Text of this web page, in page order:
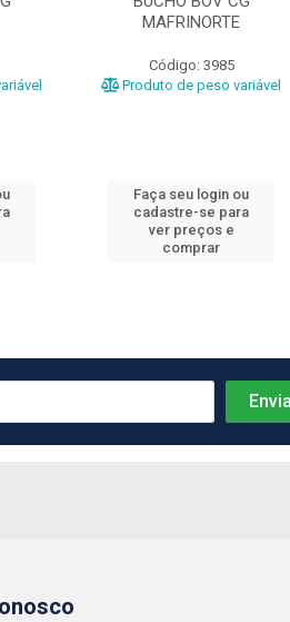
MAFRINORTE
Código: 3985
Produto de peso variável
Faça seu login ou
cadastre-se para
ver preços e
comprar